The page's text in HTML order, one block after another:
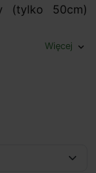
(tylko 50cm)
Więcej expand_more